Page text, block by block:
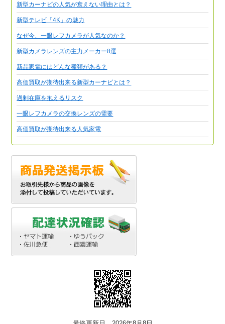
新型カーナビの人気が衰えない理由とは？
新型テレビ「4K」の魅力
なぜ今、一眼レフカメラが人気なのか？
新型カメラレンズの主力メーカー8選
新品家電にはどんな種類がある？
高価買取が期待出来る新型カーナビとは？
過剰在庫を抱えるリスク
一眼レフカメラの交換レンズの需要
高価買取が期待出来る人気家電